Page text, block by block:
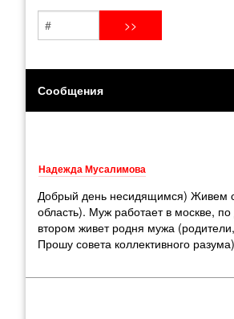
Сообщения
Надежда Мусалимова
Добрый день несидящимся) Живем
область). Муж работает в москве,
втором живет родня мужа
Прошу совета коллективного разума)